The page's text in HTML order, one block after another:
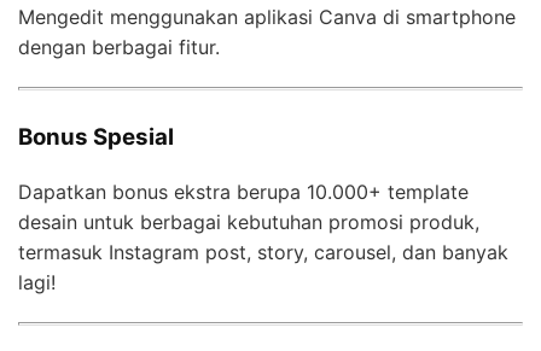
Mengedit menggunakan aplikasi Canva di smartphone
dengan berbagai fitur.
Bonus Spesial
Dapatkan bonus ekstra berupa 10.000+ template
desain untuk berbagai kebutuhan promosi produk,
termasuk Instagram post, story, carousel, dan banyak
lagi!